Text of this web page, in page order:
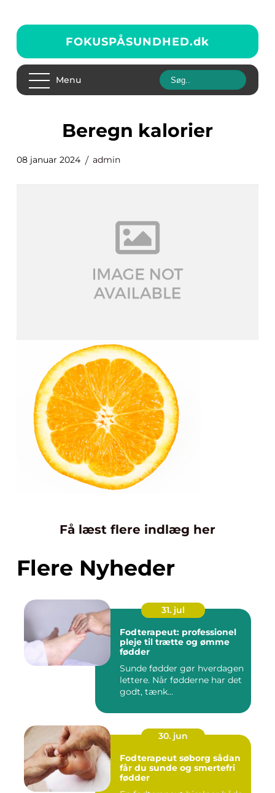
FOKUSPÅSUNDHED.dk
Menu
beregn kalorier
08 januar 2024 admin
Få læst flere indlæg her
Flere Nyheder
31. jul
Fodterapeut: professionel
pleje til trætte og ømme
fødder
Sunde fødder gør hverdagen
lettere. Når fødderne har det
godt, tænk...
30. jun
Fodterapeut søborg sådan
får du sunde og smertefri
fødder